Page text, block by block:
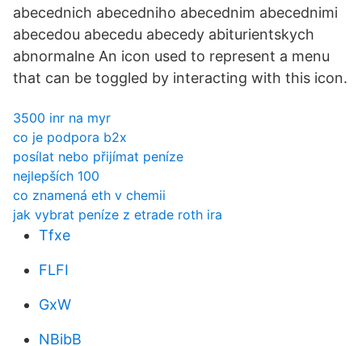
abecednich abecedniho abecednim abecednimi
abecedou abecedu abecedy abiturientskych
abnormalne An icon used to represent a menu
that can be toggled by interacting with this icon.
3500 inr na myr
co je podpora b2x
posílat nebo přijímat peníze
nejlepších 100
co znamená eth v chemii
jak vybrat peníze z etrade roth ira
Tfxe
FLFI
GxW
NBibB